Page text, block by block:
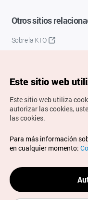
Otros sitios
Sobre la KTO
Copyrights ©
derechos reservados.
Para informes de
sitio web, dirija sus
spanish@knto.or.kr
Este sitio web
Este sitio web utiliza
autorizar las cookies,
las cookies.
Para más información
en cualquier momento: